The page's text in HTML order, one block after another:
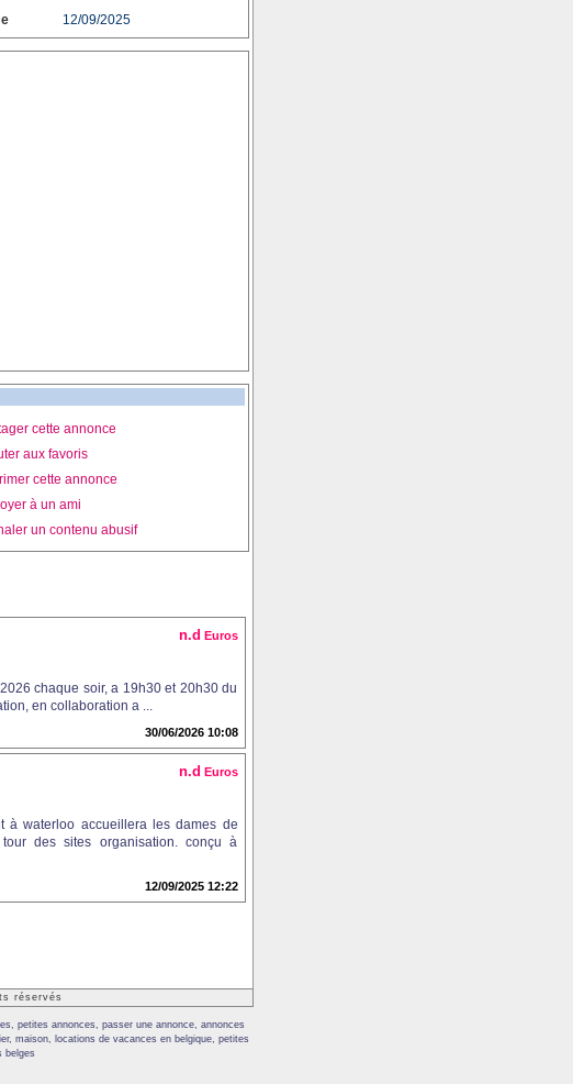
12/09/2025
cette annonce
aux favoris
cette annonce
à un ami
un contenu abusif
n.d Euros
chaque soir, a 19h30 et 20h30 du
en collaboration a ...
30/06/2026 10:08
n.d Euros
à waterloo accueillera les dames de
des sites organisation. conçu à
12/09/2025 12:22
réservés
petites annonces, passer une annonce, annonces
maison, locations de vacances en belgique, petites
belges